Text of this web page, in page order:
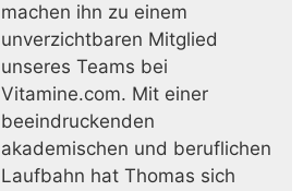
machen ihn zu einem
unverzichtbaren Mitglied
unseres Teams bei
Vitamine.com. Mit einer
beeindruckenden
akademischen und beruflichen
Laufbahn hat Thomas sich